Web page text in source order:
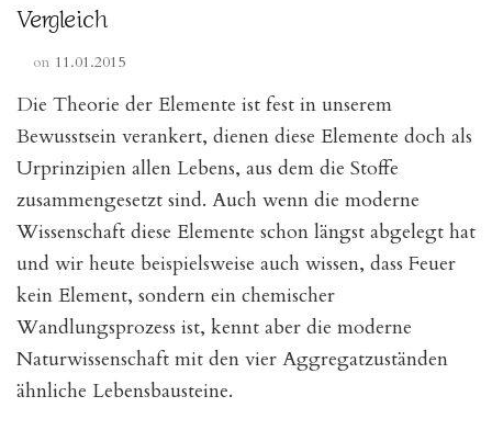
Vergleich
on 11.01.2015
Die Theorie der Elemente ist fest in unserem
Bewusstsein verankert, dienen diese Elemente doch als
Urprinzipien allen Lebens, aus dem die Stoffe
zusammengesetzt sind. Auch wenn die moderne
Wissenschaft diese Elemente schon längst abgelegt hat
und wir heute beispielsweise auch wissen, dass Feuer
kein Element, sondern ein chemischer
Wandlungsprozess ist, kennt aber die moderne
Naturwissenschaft mit den vier Aggregatzuständen
ähnliche Lebensbausteine.